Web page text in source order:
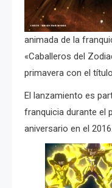
animada de la
«Caballeros del
primavera con el
El lanzamiento es
franquicia durante el
aniversario en el 2016.